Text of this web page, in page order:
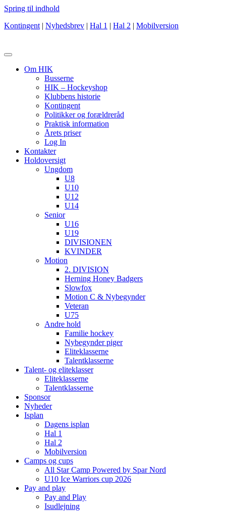
Spring til indhold
Kontingent | Nyhedsbrev | Hal 1 | Hal 2 | Mobilversion
Om HIK
Busserne
HIK – Hockeyshop
Klubbens historie
Kontingent
Politikker og forældreråd
Praktisk information
Årets priser
Log In
Kontakter
Holdoversigt
Ungdom
U8
U10
U12
U14
Senior
U16
U19
DIVISIONEN
KVINDER
Motion
2. DIVISION
Herning Honey Badgers
Slowfox
Motion C & Nybegynder
Veteran
U75
Andre hold
Familie hockey
Nybegynder piger
Eliteklasserne
Talentklasserne
Talent- og eliteklasser
Eliteklasserne
Talentklasserne
Sponsor
Nyheder
Isplan
Dagens isplan
Hal 1
Hal 2
Mobilversion
Camps og cups
All Star Camp Powered by Spar Nord
U10 Ice Warriors cup 2026
Pay and play
Pay and Play
Isudlejning